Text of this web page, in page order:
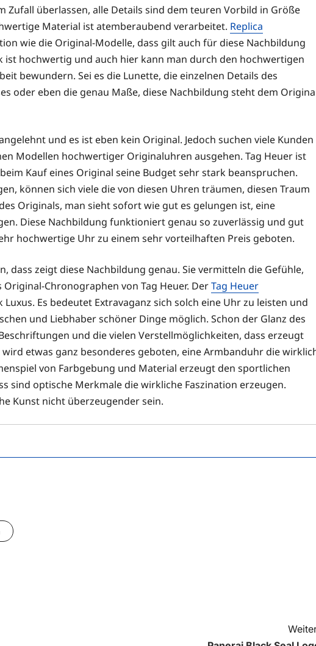
Zufall überlassen, alle Details sind dem teuren Vorbild in Größe
Material ist atemberaubend verarbeitet. Replica
wie die Original-Modelle, dass gilt auch für diese Nachbildung
ist hochwertig und auch hier kann man durch den hochwertigen
bewundern. Sei es die Lunette, die einzelnen Details des
oder eben die genau Maße, diese Nachbildung steht dem
und es ist eben kein Original. Jedoch suchen viele Kunden
Modellen hochwertiger Originaluhren ausgehen. Tag Heuer ist
Kauf eines Original seine Budget sehr stark beanspruchen.
können sich viele die von diesen Uhren träumen, diesen Traum
Originals, man sieht sofort wie gut es gelungen ist, eine
Diese Nachbildung funktioniert genau so zuverlässig und gut
hochwertige Uhr zu einem sehr vorteilhaften Preis geboten.
dass zeigt diese Nachbildung genau. Sie vermitteln die Gefühle,
Chronographen von Tag Heuer. DerTag Heuer
Es bedeutet Extravaganz sich solch eine Uhr zu leisten und
und Liebhaber schöner Dinge möglich. Schon der Glanz des
und die vielen Verstellmöglichkeiten, dass erzeugt
etwas ganz besonderes geboten, eine Armbanduhr die
von Farbgebung und Material erzeugt den sportlichen
sind optische Merkmale die wirkliche Faszination erzeugen.
Kunst nicht überzeugender sein.